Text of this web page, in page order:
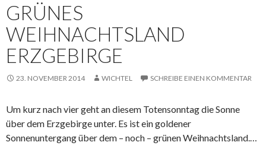
GRÜNES
WEIHNACHTSLAND
ERZGEBIRGE
23. NOVEMBER 2014 WICHTEL SCHREIBE EINEN KOMMENTAR
Um kurz nach vier geht an diesem Totensonntag die Sonne
über dem Erzgebirge unter. Es ist ein goldener
Sonnenuntergang über dem – noch – grünen Weihnachtsland.…